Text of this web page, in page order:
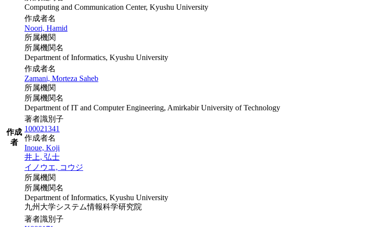
作成
者
Computing and Communication Center, Kyushu University
作成者名
Noori, Hamid
所属機関
所属機関名
Department of Informatics, Kyushu University
作成者名
Zamani, Morteza Saheb
所属機関
所属機関名
Department of IT and Computer Engineering, Amirkabir University of Technology
著者識別子
100021341
作成者名
Inoue, Koji
井上, 弘士
イノウエ, コウジ
所属機関
所属機関名
Department of Informatics, Kyushu University
九州大学システム情報科学研究院
著者識別子